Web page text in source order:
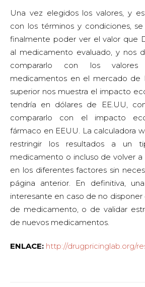
Una vez elegidos los valores, y
con los términos y condiciones,
finalmente poder ver el valor que
al medicamento evaluado, y nos
compararlo con los
medicamentos en el mercado de
superior nos muestra el impacto
tendría en dólares de EE.UU,
compararlo con el impacto
fármaco en EEUU. La calculadora
restringir los resultados a un
medicamento o incluso de volver a
en los diferentes factores sin
página anterior. En definitiva,
interesante en caso de no
de medicamento, o de validar
de nuevos medicamentos.
ENLACE: http://drugpricinglab.org/